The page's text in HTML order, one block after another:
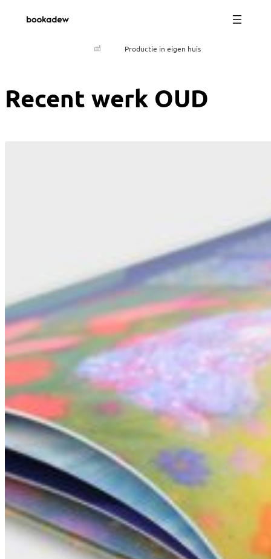
Productie in eigen huis
Recent werk OUD